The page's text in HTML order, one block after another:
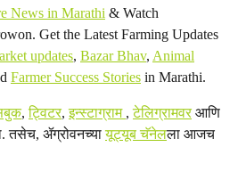
News in Marathi & Watch
Get the Latest Farming Updates
updates, Bazar Bhav, Animal
Farmer Success Stories in Marathi.
,ट्विटर,इन्स्टाग्राम ,टेलिग्रामवरआणि
तसेच, ॲग्रोवनच्यायूट्यूब चॅनेलला आजच